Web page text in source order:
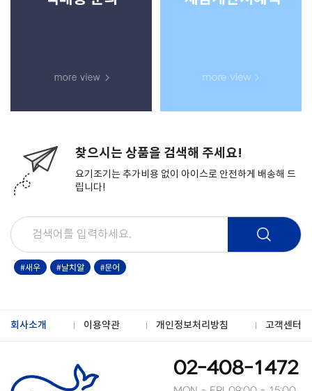
찾으시는 상품을 검색해 주세요!
요기조기는 추가비용 없이 아이스로 안전하게 배송해 드
립니다!
회사소개 이용약관 개인정보처리방침 고객센터
02-408-1472